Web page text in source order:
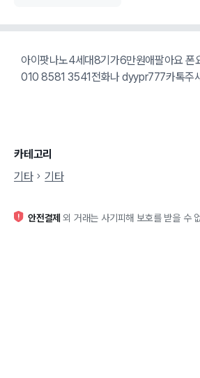
아이팟나노4세대8기가6만원애팔아요 폰
010 8581 3541전화나 dyypr777카톡주
카테고리
기타
기타
안전결제 외 거래는 사기피해 보호를 받을 수